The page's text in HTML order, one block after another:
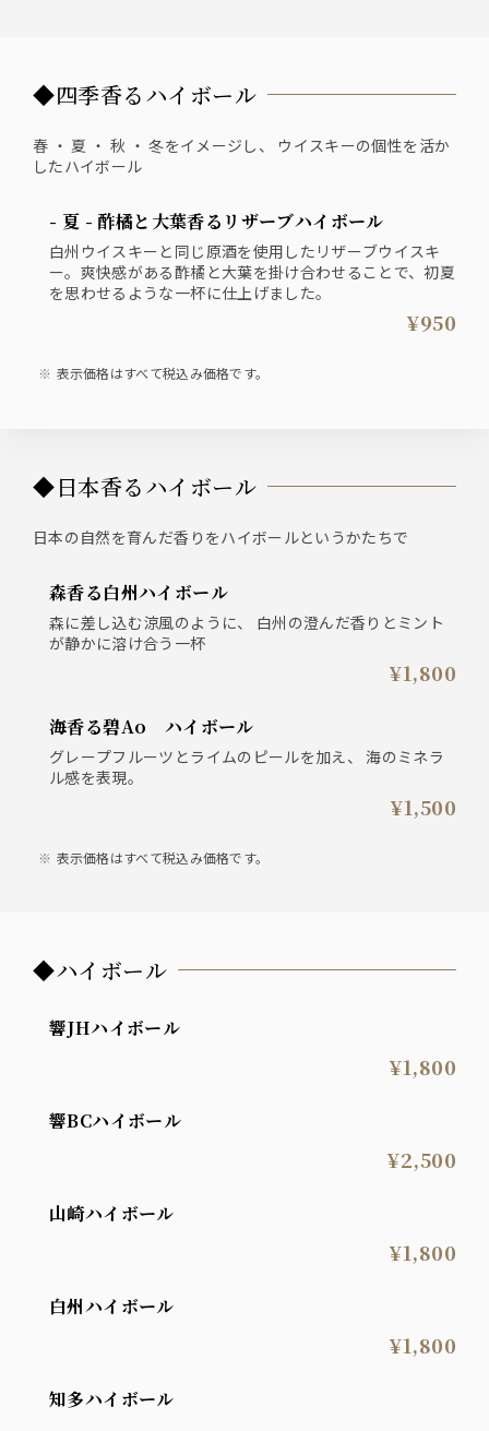
◆四季香るハイボール
春 ・ 夏 ・ 秋 ・ 冬をイメージし、 ウイスキーの個性を活か
したハイボール
- 夏 - 酢橘と大葉香るリザーブハイボール
白州ウイスキーと同じ原酒を使用したリザーブウイスキ
ー。爽快感がある酢橘と大葉を掛け合わせることで、初夏
を思わせるような一杯に仕上げました。
¥950
表示価格はすべて税込み価格です。
◆日本香るハイボール
日本の自然を育んだ香りをハイボールというかたちで
森香る白州ハイボール
森に差し込む涼風のように、 白州の澄んだ香りとミント
が静かに溶け合う一杯
¥1,800
海香る碧Ao ハイボール
グレープフルーツとライムのピールを加え、 海のミネラ
ル感を表現。
¥1,500
表示価格はすべて税込み価格です。
◆ハイボール
響JHハイボール
¥1,800
響BCハイボール
¥2,500
山崎ハイボール
¥1,800
白州ハイボール
¥1,800
知多ハイボール